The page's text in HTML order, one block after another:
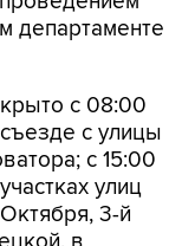
с 08:00
с 15:00
улиц
3-й
в